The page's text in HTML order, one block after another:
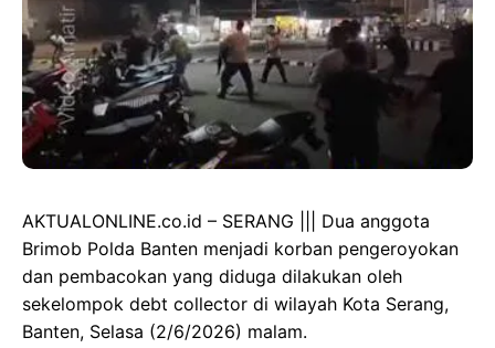
AKTUALONLINE.co.id – SERANG ||| Dua anggota
Brimob Polda Banten menjadi korban pengeroyokan
dan pembacokan yang diduga dilakukan oleh
sekelompok debt collector di wilayah Kota Serang,
Banten, Selasa (2/6/2026) malam.